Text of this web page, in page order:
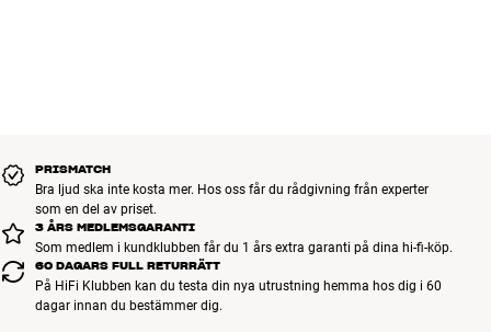
PRISMATCH
Bra ljud ska inte kosta mer. Hos oss får du rådgivning från experter
som en del av priset.
3 ÅRS MEDLEMSGARANTI
Som medlem i kundklubben får du 1 års extra garanti på dina hi-fi-köp.
60 DAGARS FULL RETURRÄTT
På HiFi Klubben kan du testa din nya utrustning hemma hos dig i 60
dagar innan du bestämmer dig.